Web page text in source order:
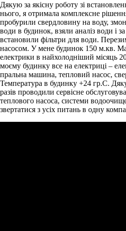
Дякую за якісну роботу зі
нього, я отримала комплексне
пробурили свердловину на воду,
води в будинок, взяли аналіз води і
встановили фільтри для води.
насосом. У мене будинок 150 м.кв.
електрики в найхолодніший місяць
моєму будинку все на електриці –
пральна машина, тепловий насос,
Температура в будинку +24 гр.С.
разів проводили сервісне
теплового насоса, системи
звертатися з усіх питань в одну